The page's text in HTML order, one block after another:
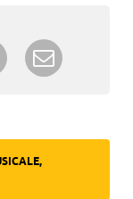
sur Google+
Imprimer